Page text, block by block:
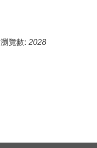
瀏覽數: 2028